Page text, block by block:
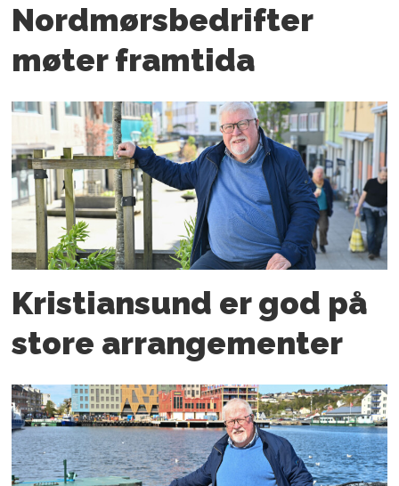
Nordmørs­bedrifter
møter framtida
Kristiansund er god på
store arrangementer